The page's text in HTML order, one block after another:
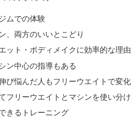
ムでの体験
、両方のいいとこどり
ット・ボディメイクに効率的な理由
ン中心の指導もある
び悩んだ人もフリーウエイトで変化
フリーウエイトとマシンを使い分
きるトレーニング